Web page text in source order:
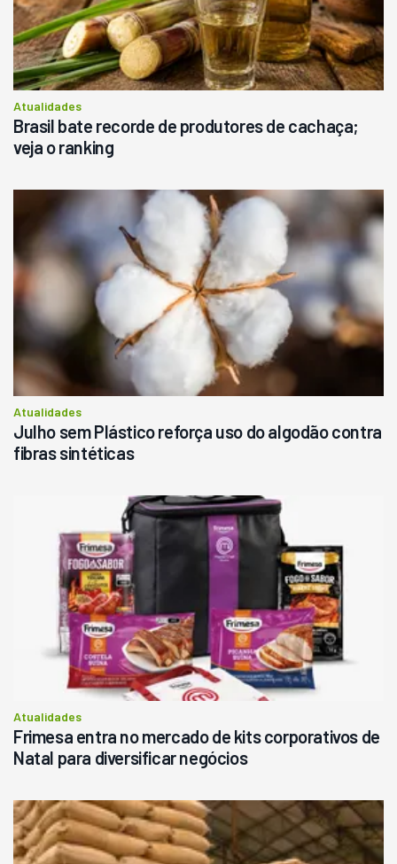
Atualidades
Brasil bate recorde de produtores de cachaça;
veja o ranking
Atualidades
Julho sem Plástico reforça uso do algodão contra
fibras sintéticas
Atualidades
Frimesa entra no mercado de kits corporativos de
Natal para diversificar negócios